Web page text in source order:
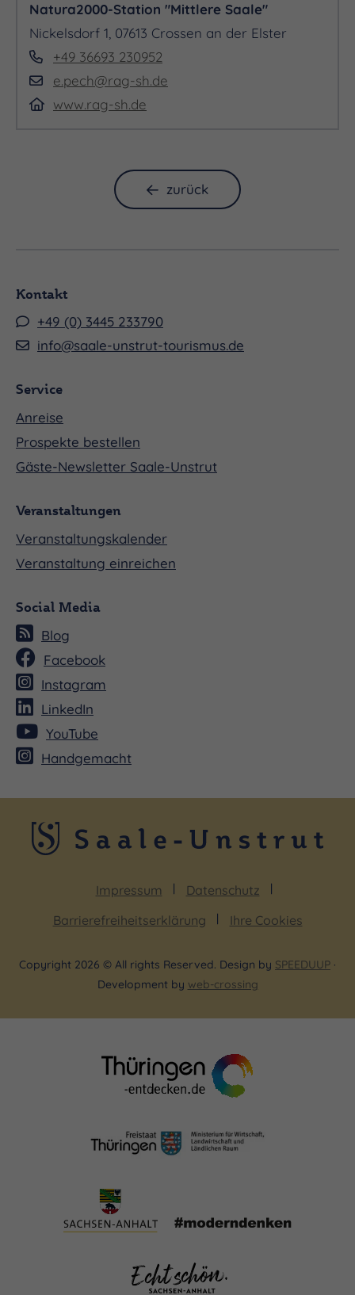
Natura2000-Station "Mittlere Saale"
Nickelsdorf 1, 07613 Crossen an der Elster
+49 36693 230952
e.pech@rag-sh.de
www.rag-sh.de
zurück
Kontakt
+49 (0) 3445 233790
info@saale-unstrut-tourismus.de
Service
Anreise
Prospekte bestellen
Gäste-Newsletter Saale-Unstrut
Veranstaltungen
Veranstaltungskalender
Veranstaltung einreichen
Social Media
Blog
Facebook
Instagram
LinkedIn
YouTube
Handgemacht
Impressum
Datenschutz
Barrierefreiheitserklärung
Ihre Cookies
Copyright 2026 © All rights Reserved. Design by SPEEDUUP ·
Development by web-crossing